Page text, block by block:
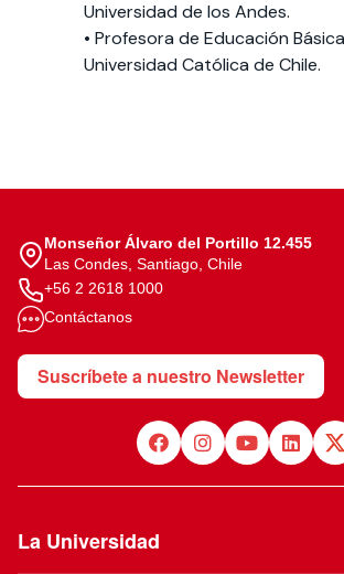
Universidad de los Andes.
• Profesora de Educación
Universidad Católica de Chile.
Monseñor Álvaro del Portillo 12.455
Las Condes, Santiago, Chile
+56 2 2618 1000
Contáctanos
Suscríbete a nuestro Newsletter
La Universidad